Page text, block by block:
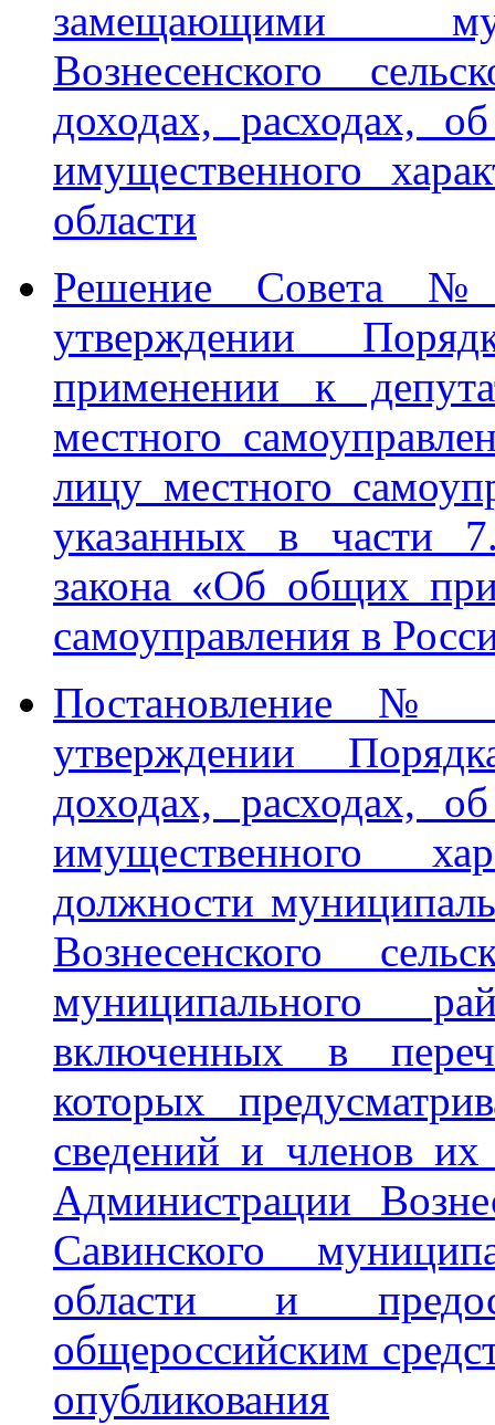
замещающими
Вознесенского
доходах, расходах,
имущественного
области
Решение Совета
утверждении
применении к
местного
лицу местного
указанных в части
закона «Об общих
самоуправления в
Постановление №
утверждении
доходах, расходах,
имущественного
должности
Вознесенского
муниципального
включенных в
которых
сведений и членов
Администрации
Савинского
области и
общероссийским
опубликования